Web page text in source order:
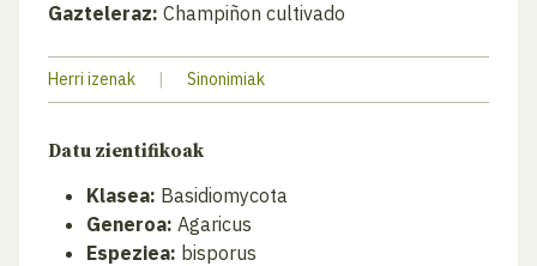
Gazteleraz: Champiñon cultivado
Herri izenak | Sinonimiak
Datu zientifikoak
Klasea: Basidiomycota
Generoa: Agaricus
Espeziea: bisporus